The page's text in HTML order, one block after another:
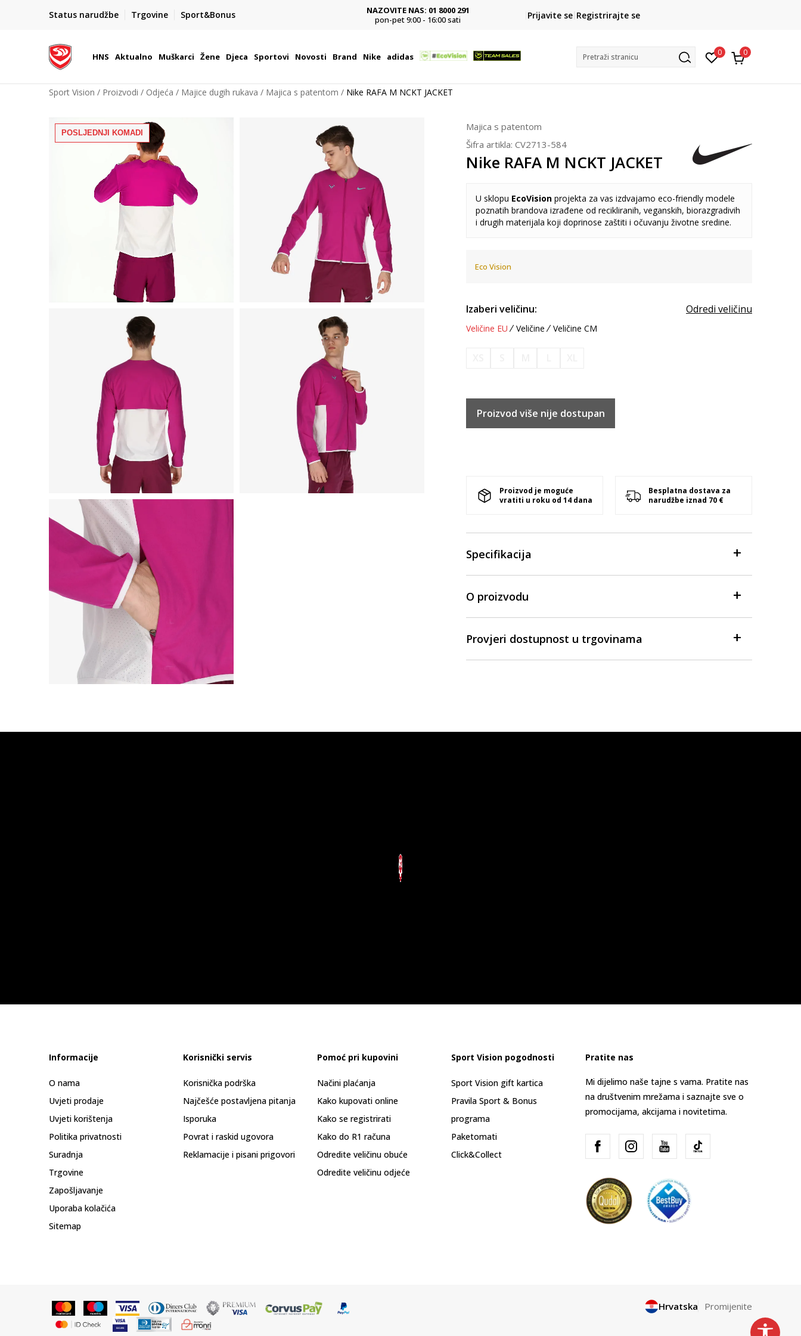
Status narudžbe Trgovine Sport&Bonus
KORISNIČKA SLUŽBA
kontaktirajte nas brzo i jednostavno
NAZOVITE NAS: 01 8000 291
pon-pet 9:00 - 16:00 sati
Kako do R1 računa?
Saznajte više
Prijavite se Registrirajte se
HNS Aktualno Muškarci Žene Djeca Sportovi Novosti Brand Nike adidas Pretraži stranicu 0 0
Sport Vision Proizvodi Odjeća Majice dugih rukava Majica s patentom Nike RAFA M NCKT JACKET
POSLJEDNJI KOMADI
Majica s patentom
Šifra artikla: CV2713-584
Nike RAFA M NCKT JACKET
U sklopu EcoVision projekta za vas izdvajamo eco-friendly modele
poznatih brandova izrađene od recikliranih, veganskih, biorazgradivih
i drugih materijala koji doprinose zaštiti i očuvanju životne sredine.
Eco Vision
Izaberi veličinu: Odredi veličinu
Veličine EU Veličine Veličine CM
Proizvod više nije dostupan
Proizvod je moguće
vratiti u roku od 14 dana
Besplatna dostava za
narudžbe iznad 70 €
Specifikacija
O proizvodu
Provjeri dostupnost u trgovinama
Informacije
O nama
Uvjeti prodaje
Uvjeti korištenja
Politika privatnosti
Suradnja
Trgovine
Zapošljavanje
Uporaba kolačića
Sitemap
Korisnički servis
Korisnička podrška
Najčešće postavljena pitanja
Isporuka
Povrat i raskid ugovora
Reklamacije i pisani prigovori
Pomoć pri kupovini
Načini plaćanja
Kako kupovati online
Kako se registrirati
Kako do R1 računa
Odredite veličinu obuće
Odredite veličinu odjeće
Sport Vision pogodnosti
Sport Vision gift kartica
Pravila Sport & Bonus
programa
Paketomati
Click&Collect
Pratite nas
Mi dijelimo naše tajne s vama. Pratite nas
na društvenim mrežama i saznajte sve o
promocijama, akcijama i novitetima.
Hrvatska Promijenite